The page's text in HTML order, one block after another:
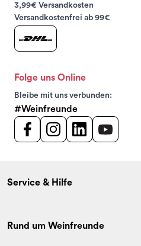
3,99€ Versandkosten
Versandkostenfrei ab 99€
Folge uns Online
Bleibe mit uns verbunden:
#Weinfreunde
Service & Hilfe
Rund um Weinfreunde